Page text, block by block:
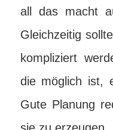
all das macht
Gleichzeitig
kompliziert
die möglich ist,
Gute Planung